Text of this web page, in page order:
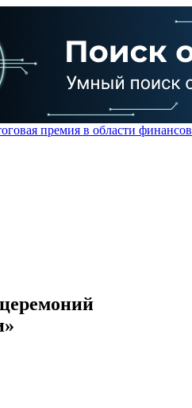
премия в области финансов